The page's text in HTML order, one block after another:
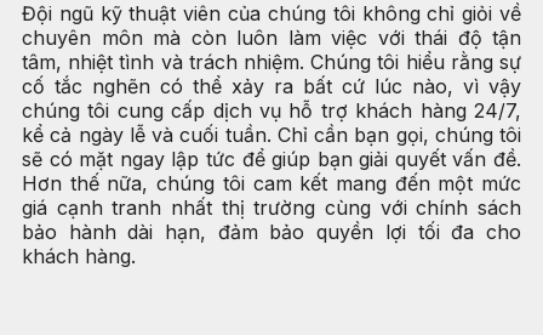
Đội ngũ kỹ thuật viên của chúng tôi không chỉ giỏi về
chuyên môn mà còn luôn làm việc với thái độ tận
tâm, nhiệt tình và trách nhiệm. Chúng tôi hiểu rằng sự
cố tắc nghẽn có thể xảy ra bất cứ lúc nào, vì vậy
chúng tôi cung cấp dịch vụ hỗ trợ khách hàng 24/7,
kể cả ngày lễ và cuối tuần. Chỉ cần bạn gọi, chúng tôi
sẽ có mặt ngay lập tức để giúp bạn giải quyết vấn đề.
Hơn thế nữa, chúng tôi cam kết mang đến một mức
giá cạnh tranh nhất thị trường cùng với chính sách
bảo hành dài hạn, đảm bảo quyền lợi tối đa cho
khách hàng.